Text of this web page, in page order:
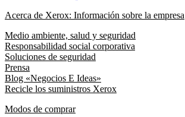
Acerca de Xerox: Información sobre la empresa
Medio ambiente, salud y seguridad
Responsabilidad social corporativa
Soluciones de seguridad
Prensa
Blog «Negocios E Ideas»
Recicle los suministros Xerox
Modos de comprar